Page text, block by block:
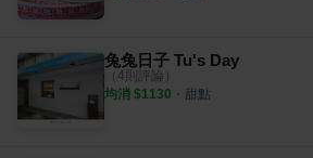
兔兔日子 Tu's Day
（ 4則評論）
均消 $1130 ・ 甜點